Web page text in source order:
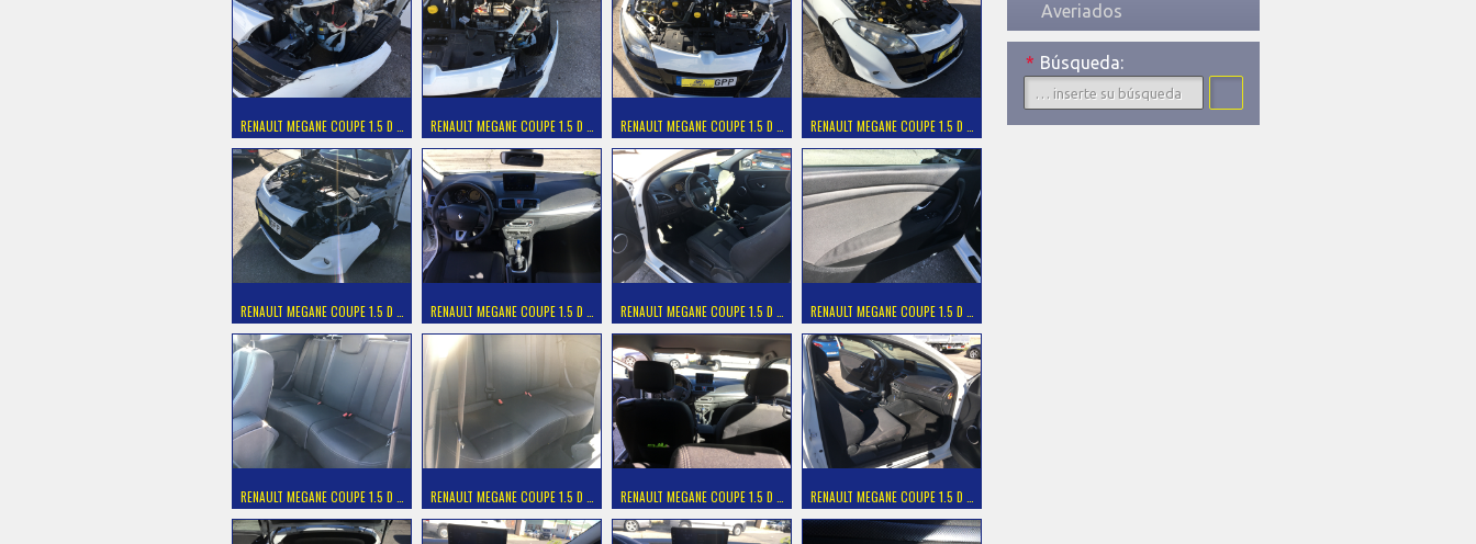
Averiados
Búsqueda:
*
RENAULT MEGANE COUPE 1.5 D … RENAULT MEGANE COUPE 1.5 D … RENAULT MEGANE COUPE 1.5 D … RENAULT MEGANE COUPE 1.5 D …
RENAULT MEGANE COUPE 1.5 D … RENAULT MEGANE COUPE 1.5 D … RENAULT MEGANE COUPE 1.5 D … RENAULT MEGANE COUPE 1.5 D …
RENAULT MEGANE COUPE 1.5 D … RENAULT MEGANE COUPE 1.5 D … RENAULT MEGANE COUPE 1.5 D … RENAULT MEGANE COUPE 1.5 D …